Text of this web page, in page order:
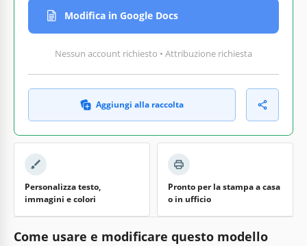
Modifica in Google Docs
Nessun account richiesto • Attribuzione richiesta
Aggiungi alla raccolta
Personalizza testo,
immagini e colori
Pronto per la stampa a casa
o in ufficio
Come usare e modificare questo modello